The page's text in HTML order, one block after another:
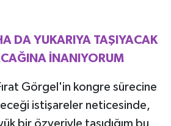
DA YUKARIYA TAŞIYACAK
İNANIYORUM
Fırat Görgel'in kongre sürecine
istişareler neticesinde,
bir özveriyle taşıdığım bu